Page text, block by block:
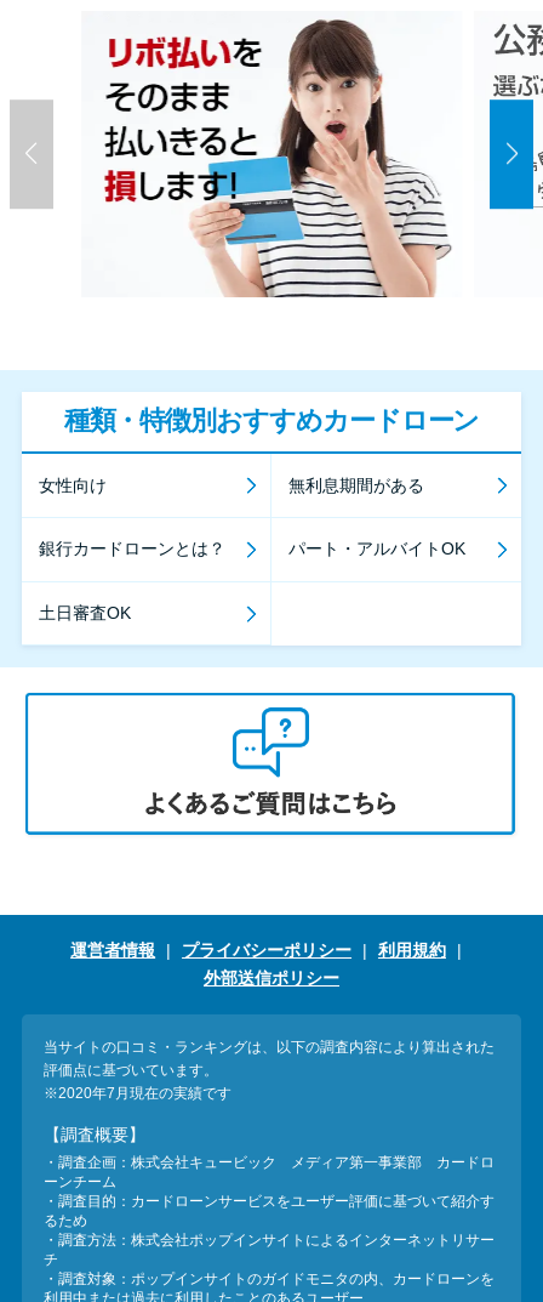
種類・特徴別おすすめカードローン
女性向け 無利息期間がある
銀行カードローンとは？ パート・アルバイトOK
土日審査OK
運営者情報 プライバシーポリシー
利用規約
外部送信ポリシー
当サイトの口コミ・ランキングは、以下の調査内容により算出された
評価点に基づいています。
※2020年7月現在の実績です
【調査概要】
・調査企画：株式会社キュービック メディア第一事業部 カードロ
ーンチーム
・調査目的：カードローンサービスをユーザー評価に基づいて紹介す
るため
・調査方法：株式会社ポップインサイトによるインターネットリサー
チ
・調査対象：ポップインサイトのガイドモニタの内、カードローンを
利用中または過去に利用したことのあるユーザー